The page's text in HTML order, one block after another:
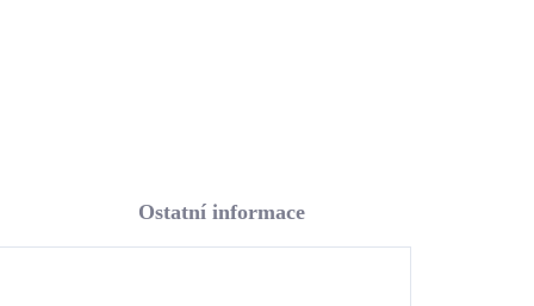
Ostatní informace